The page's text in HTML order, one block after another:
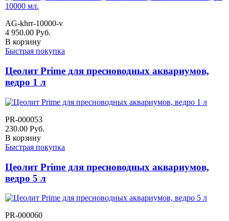
AG-khrr-10000-v
4 950.00 Руб.
В корзину
Быстрая покупка
Цеолит Prime для пресноводных аквариумов,
ведро 1 л
PR-000053
230.00 Руб.
В корзину
Быстрая покупка
Цеолит Prime для пресноводных аквариумов,
ведро 5 л
PR-000060